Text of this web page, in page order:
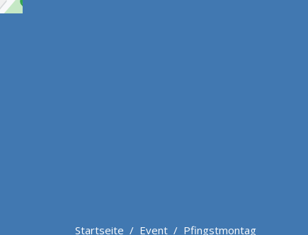
Startseite / Event / Pfingstmontag